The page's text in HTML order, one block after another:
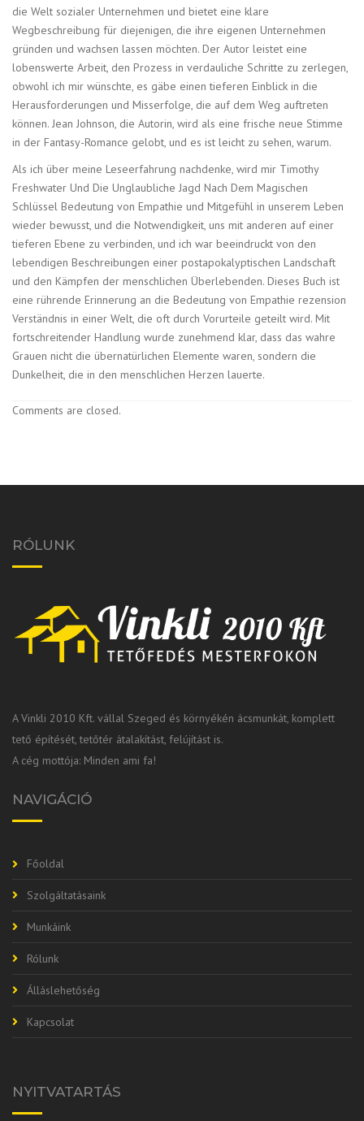
die Welt sozialer Unternehmen und bietet eine klare
Wegbeschreibung für diejenigen, die ihre eigenen Unternehmen
gründen und wachsen lassen möchten. Der Autor leistet eine
lobenswerte Arbeit, den Prozess in verdauliche Schritte zu zerlegen,
obwohl ich mir wünschte, es gäbe einen tieferen Einblick in die
Herausforderungen und Misserfolge, die auf dem Weg auftreten
können. Jean Johnson, die Autorin, wird als eine frische neue Stimme
in der Fantasy-Romance gelobt, und es ist leicht zu sehen, warum.
Als ich über meine Leseerfahrung nachdenke, wird mir Timothy
Freshwater Und Die Unglaubliche Jagd Nach Dem Magischen
Schlüssel Bedeutung von Empathie und Mitgefühl in unserem Leben
wieder bewusst, und die Notwendigkeit, uns mit anderen auf einer
tieferen Ebene zu verbinden, und ich war beeindruckt von den
lebendigen Beschreibungen einer postapokalyptischen Landschaft
und den Kämpfen der menschlichen Überlebenden. Dieses Buch ist
eine rührende Erinnerung an die Bedeutung von Empathie rezension
Verständnis in einer Welt, die oft durch Vorurteile geteilt wird. Mit
fortschreitender Handlung wurde zunehmend klar, dass das wahre
Grauen nicht die übernatürlichen Elemente waren, sondern die
Dunkelheit, die in den menschlichen Herzen lauerte.
Comments are closed.
RÓLUNK
A Vinkli 2010 Kft. vállal Szeged és környékén ácsmunkát, komplett
tető építését, tetőtér átalakítást, felújítást is.
A cég mottója: Minden ami fa!
NAVIGÁCIÓ
Főoldal
Szolgáltatásaink
Munkáink
Rólunk
Álláslehetőség
Kapcsolat
NYITVATARTÁS